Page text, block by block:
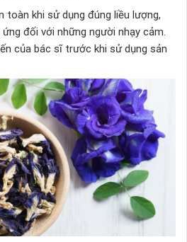
toàn khi sử dụng đúng liều lượng,
đối với những người nhạy cảm.
​​của bác sĩ trước khi sử dụng sản